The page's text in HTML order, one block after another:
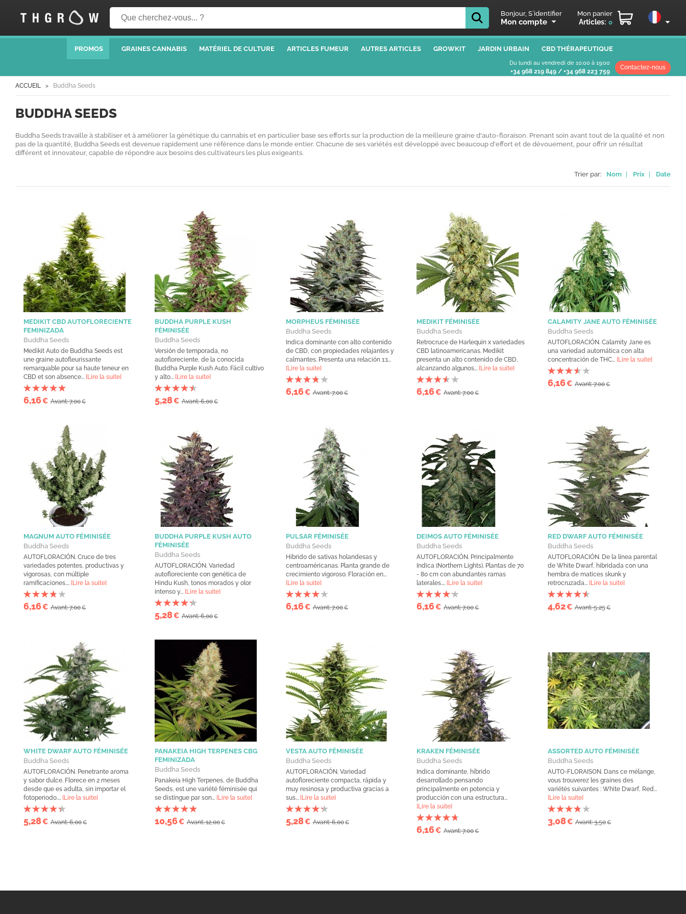
Bonjour, S´identifier
Mon compte
Mon panier
Articles: 0
PROMOS GRAINES CANNABIS MATÉRIEL DE CULTURE ARTICLES FUMEUR AUTRES ARTICLES GROWKIT JARDIN URBAIN CBD THÉRAPEUTIQUE
Du lundi au vendredi de 10:00 à 19:00
+34 968 219 849 / +34 968 223 759
Contactez-nous
ACCUEIL Buddha Seeds
BUDDHA SEEDS
Buddha Seeds travaille à stabiliser et à améliorer la génétique du cannabis et en particulier base ses efforts sur la production de la meilleure graine d'auto-floraison. Prenant soin avant tout de la qualité et non
pas de la quantité, Buddha Seeds est devenue rapidement une référence dans le monde entier. Chacune de ses variétés est développé avec beaucoup d'effort et de dévouement, pour offrir un résultat
différent et innovateur, capable de répondre aux besoins des cultivateurs les plus exigeants.
Trier par: Nom Prix Date
MEDIKIT CBD AUTOFLORECIENTE
FEMINIZADA
Buddha Seeds
Medikit Auto de Buddha Seeds est
une graine autofleurissante
remarquable pour sa haute teneur en
CBD et son absence... [Lire la suite]
6,16€ Avant: 7,00€
BUDDHA PURPLE KUSH
FÉMINISÉE
Buddha Seeds
Versión de temporada, no
autofloreciente, de la conocida
Buddha Purple Kush Auto. Fácil cultivo
y alto... [Lire la suite]
5,28€ Avant: 6,00€
MORPHEUS FÉMINISÉE
Buddha Seeds
Indica dominante con alto contenido
de CBD, con propiedades relajantes y
calmantes. Presenta una relación 1:1...
[Lire la suite]
6,16€ Avant: 7,00€
MEDIKIT FÉMINISÉE
Buddha Seeds
Retrocruce de Harlequin x variedades
CBD latinoamericanas. Medikit
presenta un alto contenido de CBD,
alcanzando algunos... [Lire la suite]
6,16€ Avant: 7,00€
CALAMITY JANE AUTO FÉMINISÉE
Buddha Seeds
AUTOFLORACIÓN. Calamity Jane es
una variedad automática con alta
concentración de THC... [Lire la suite]
6,16€ Avant: 7,00€
MAGNUM AUTO FÉMINISÉE
Buddha Seeds
AUTOFLORACIÓN. Cruce de tres
variedades potentes, productivas y
vigorosas, con múltiple
ramificaciones.... [Lire la suite]
6,16€ Avant: 7,00€
BUDDHA PURPLE KUSH AUTO
FÉMINISÉE
Buddha Seeds
AUTOFLORACIÓN. Variedad
autofloreciente con genética de
Hindu Kush, tonos morados y olor
intenso y... [Lire la suite]
5,28€ Avant: 6,00€
PULSAR FÉMINISÉE
Buddha Seeds
Hibrido de sativas holandesas y
centroaméricanas. Planta grande de
crecimiento vigoroso. Floración en...
[Lire la suite]
6,16€ Avant: 7,00€
DEIMOS AUTO FÉMINISÉE
Buddha Seeds
AUTOFLORACIÓN. Principalmente
Indica (Northern Lights). Plantas de 70
- 80 cm con abundantes ramas
laterales.... [Lire la suite]
6,16€ Avant: 7,00€
RED DWARF AUTO FÉMINISÉE
Buddha Seeds
AUTOFLORACIÓN. De la línea parental
de White Dwarf, hibridada con una
hembra de matices skunk y
retrocruzada... [Lire la suite]
4,62€ Avant: 5,25€
WHITE DWARF AUTO FÉMINISÉE
Buddha Seeds
AUTOFLORACIÓN. Penetrante aroma
y sabor dulce. Florece en 2 meses
desde que es adulta, sin importar el
fotoperiodo.... [Lire la suite]
5,28€ Avant: 6,00€
PANAKEIA HIGH TERPENES CBG
FEMINIZADA
Buddha Seeds
Panakeia High Terpenes, de Buddha
Seeds, est une variété féminisée qui
se distingue par son... [Lire la suite]
10,56€ Avant: 12,00€
VESTA AUTO FÉMINISÉE
Buddha Seeds
AUTOFLORACIÓN. Variedad
autofloreciente compacta, rápida y
muy resinosa y productiva gracias a
sus... [Lire la suite]
5,28€ Avant: 6,00€
KRAKEN FÉMINISÉE
Buddha Seeds
Indica dominante, híbrido
desarrollado pensando
principalmente en potencia y
producción con una estructura...
[Lire la suite]
6,16€ Avant: 7,00€
ASSORTED AUTO FÉMINISÉE
Buddha Seeds
AUTO-FLORAISON. Dans ce mélange,
vous trouverez les graines des
variétés suivantes : White Dwarf, Red...
[Lire la suite]
3,08€ Avant: 3,50€